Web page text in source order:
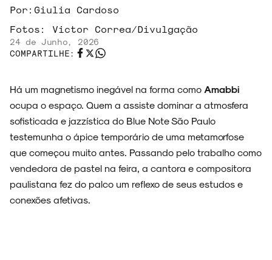
Por: Giulia Cardoso
Fotos: Victor Correa/Divulgação
24 de Junho, 2026
COMPARTILHE:
Há um magnetismo inegável na forma como Amabbi
ocupa o espaço. Quem a assiste dominar a atmosfera
sofisticada e jazzística do Blue Note São Paulo
testemunha o ápice temporário de uma metamorfose
que começou muito antes. Passando pelo trabalho como
vendedora de pastel na feira, a cantora e compositora
paulistana fez do palco um reflexo de seus estudos e
conexões afetivas.